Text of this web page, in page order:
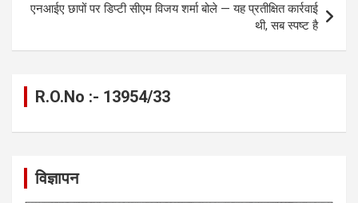
एनआईए छापों पर डिप्टी सीएम विजय शर्मा बोले — यह प्रतीक्षित कार्रवाई
थी, सब स्पष्ट है
R.O.No :- 13954/33
विज्ञापन